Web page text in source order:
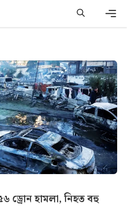
ড্রোন হামলা, নিহত বহু